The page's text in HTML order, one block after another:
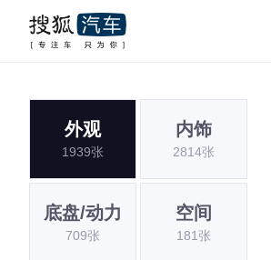
外观
1939张
内饰
2814张
底盘/动力
709张
空间
181张